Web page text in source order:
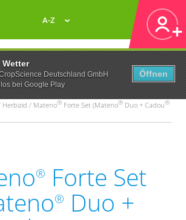
Wetter
Deutschland GmbH
bei Google Play
Öffnen
A-Z
Herbizid / Mateno® Forte Set (Mateno® Duo + Cadou®
® Forte Set
® Duo +